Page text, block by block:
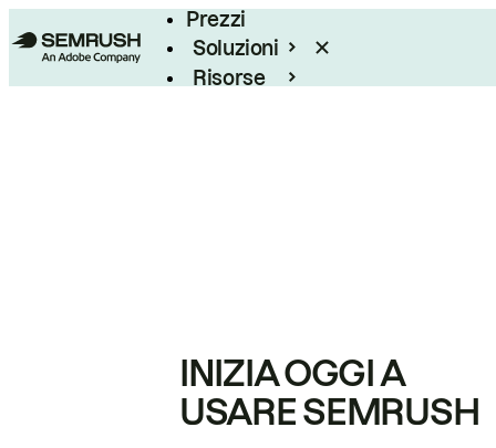
Prezzi
Soluzioni
Risorse
INIZIA OGGI A
USARE SEMRUSH